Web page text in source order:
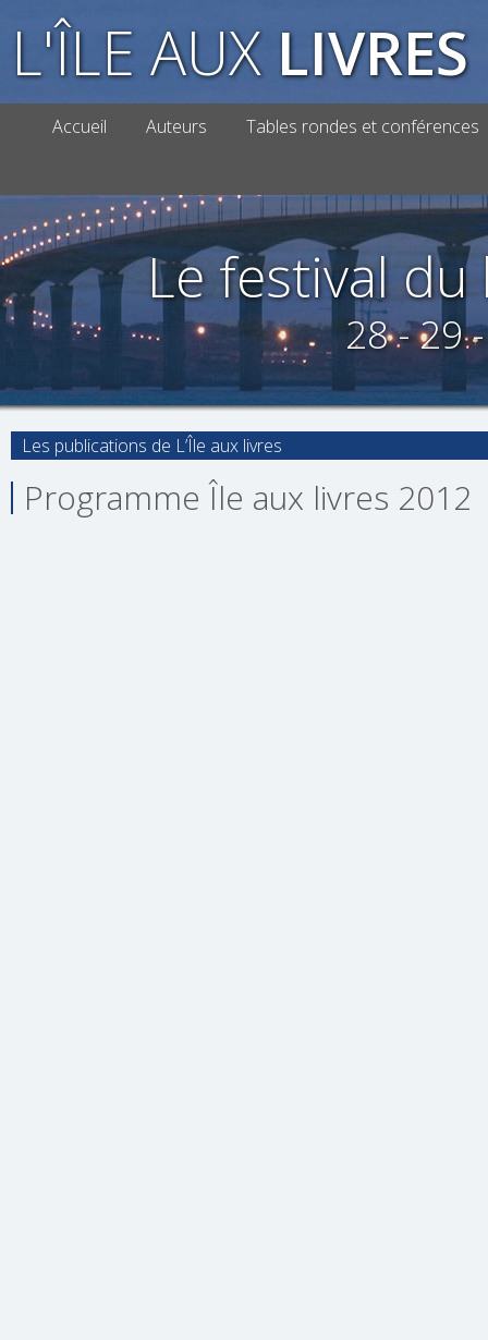
L'ÎLE AUX LIVRES
Accueil Auteurs Tables rondes et conférences
Le festival du
28 - 29
Les publications de L’Île aux livres
Programme Île aux livres 2012